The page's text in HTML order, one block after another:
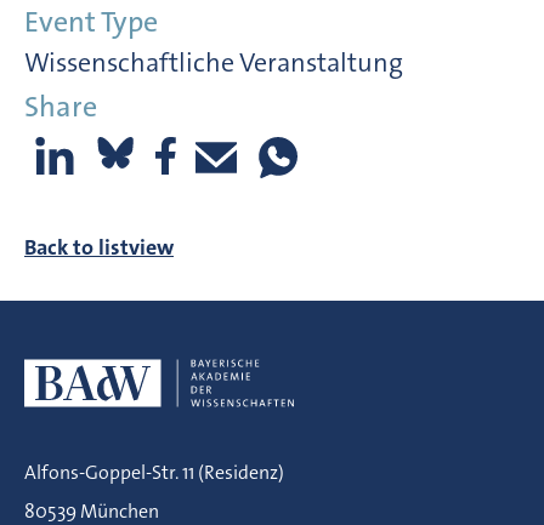
Event Type
Wissenschaftliche Veranstaltung
Share
Back to listview
Alfons-Goppel-Str. 11 (Residenz)
80539 München